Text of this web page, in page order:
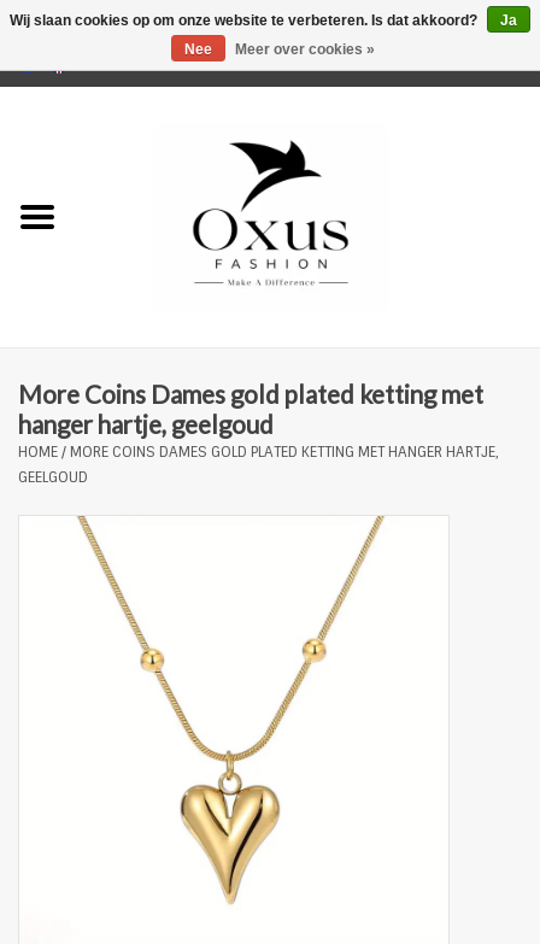
Merken
More Coins Dames gold plated ketting met
hanger hartje, geelgoud
HOME/ MORE COINS DAMES GOLD PLATED KETTING MET HANGER HARTJE,
GEELGOUD
Wij slaan cookies op om onze website te verbeteren. Is dat akkoord?
Ja
Nee
Meer over cookies »